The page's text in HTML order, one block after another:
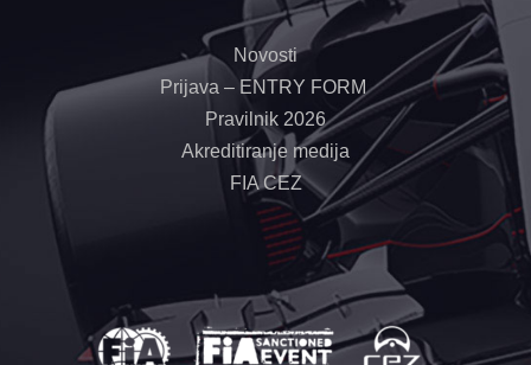
Novosti
Prijava – ENTRY FORM
Pravilnik 2026
Akreditiranje medija
FIA CEZ